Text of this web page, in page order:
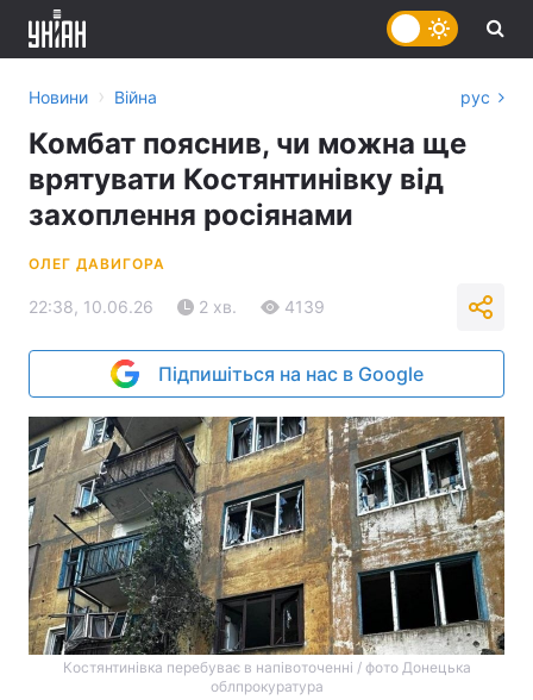
Новини › Війна рус
Комбат пояснив, чи можна ще
врятувати Костянтинівку від
захоплення росіянами
ОЛЕГ ДАВИГОРА
22:38, 10.06.26 2 хв. 4139
Підпишіться на нас в Google
Костянтинівка перебуває в напівоточенні / фото Донецька
облпрокуратура